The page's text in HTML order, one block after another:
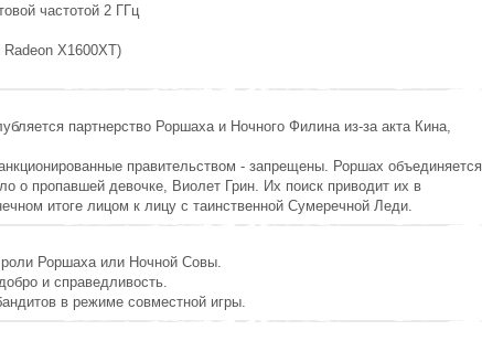
частотой 2 ГГц
X1600XT)
партнерство Роршаха и Ночного Филина из-за акта Кина,
правительством - запрещены. Роршах объединяется
о пропавшей девочке, Виолет Грин. Их поиск приводит их в
итоге лицом к лицу с таинственной Сумеречной Леди.
Роршаха или Ночной Совы.
и справедливость.
в режиме совместной игры.